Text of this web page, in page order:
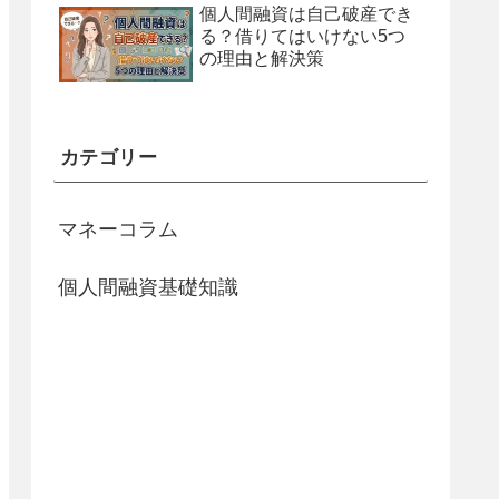
個人間融資は自己破産でき
る？借りてはいけない5つ
の理由と解決策
カテゴリー
マネーコラム
個人間融資基礎知識